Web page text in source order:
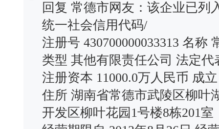
回复 常德市网友：该企业已列
统一社会信用代码/
注册号 430700000033313 名称
类型 其他有限责任公司 法定代
注册资本 11000.0万人民币 成
住所 湖南省常德市武陵区柳叶
开发区柳叶花园1号楼8栋201室